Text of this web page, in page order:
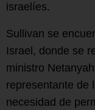
israelíes.
Sullivan se
Israel, donde se
ministro
representante de
necesidad de